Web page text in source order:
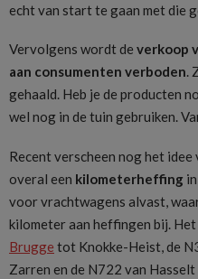
echt van start te gaan met die
Vervolgens wordt de verkoop
aan consumenten verboden.
gehaald. Heb je de producten
wel nog in de tuin gebruiken.
Recent verscheen nog het idee
overal een kilometerheffing
voor vrachtwagens alvast,
kilometer aan heffingen bij.
Brugge tot Knokke-Heist, de
Zarren en de N722 van